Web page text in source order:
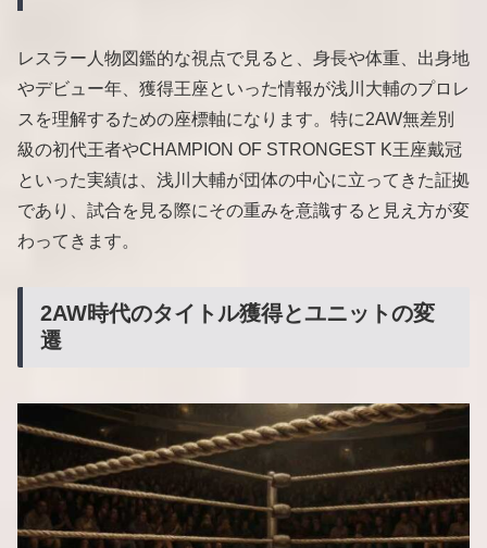
レスラー人物図鑑的な視点で見ると、身長や体重、出身地
やデビュー年、獲得王座といった情報が浅川大輔のプロレ
スを理解するための座標軸になります。特に2AW無差別
級の初代王者やCHAMPION OF STRONGEST K王座戴冠
といった実績は、浅川大輔が団体の中心に立ってきた証拠
であり、試合を見る際にその重みを意識すると見え方が変
わってきます。
2AW時代のタイトル獲得とユニットの変
遷